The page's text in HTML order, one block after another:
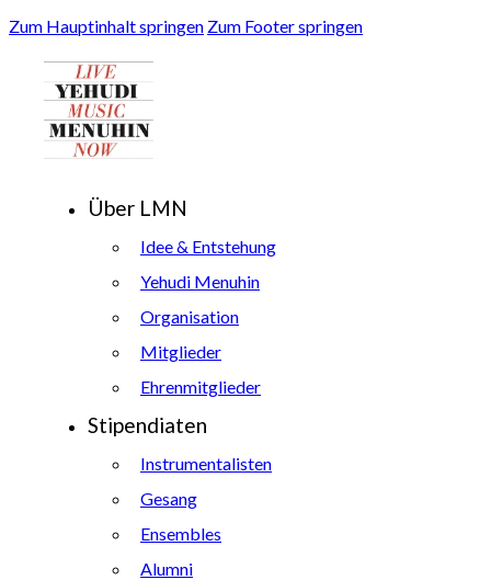
Zum Hauptinhalt springen Zum Footer springen
Über LMN
Idee & Entstehung
Yehudi Menuhin
Organisation
Mitglieder
Ehrenmitglieder
Stipendiaten
Instrumentalisten
Gesang
Ensembles
Alumni